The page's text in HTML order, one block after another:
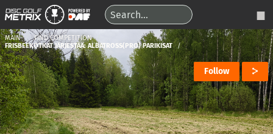
MAIN
FIND COMPETITION
FRISBEEKOTKAT JÄRJESTÄÄ: ALBATROSS(PRO) PARIKISAT
Follow